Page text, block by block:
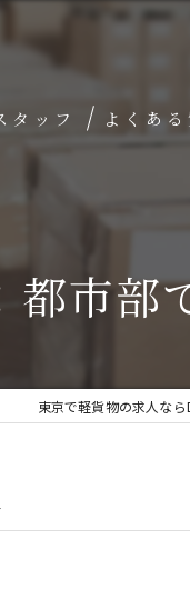
タッフ よくある
市部
東京で軽貨物の求人なら